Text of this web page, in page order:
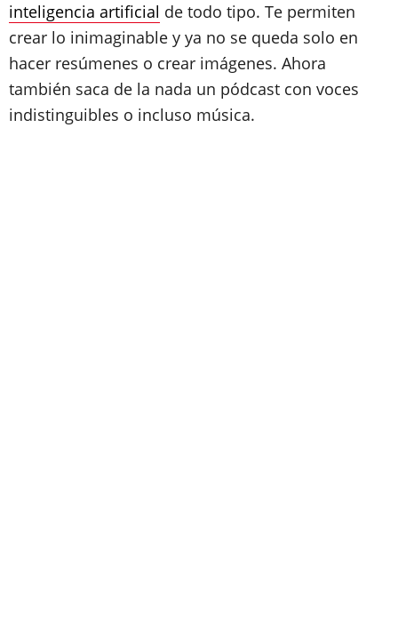
inteligencia artificial de todo tipo. Te permiten
crear lo inimaginable y ya no se queda solo en
hacer resúmenes o crear imágenes. Ahora
también saca de la nada un pódcast con voces
indistinguibles o incluso música.